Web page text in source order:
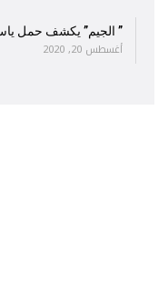
” الجيم” يكشف حمل
أغسطس 20, 2020